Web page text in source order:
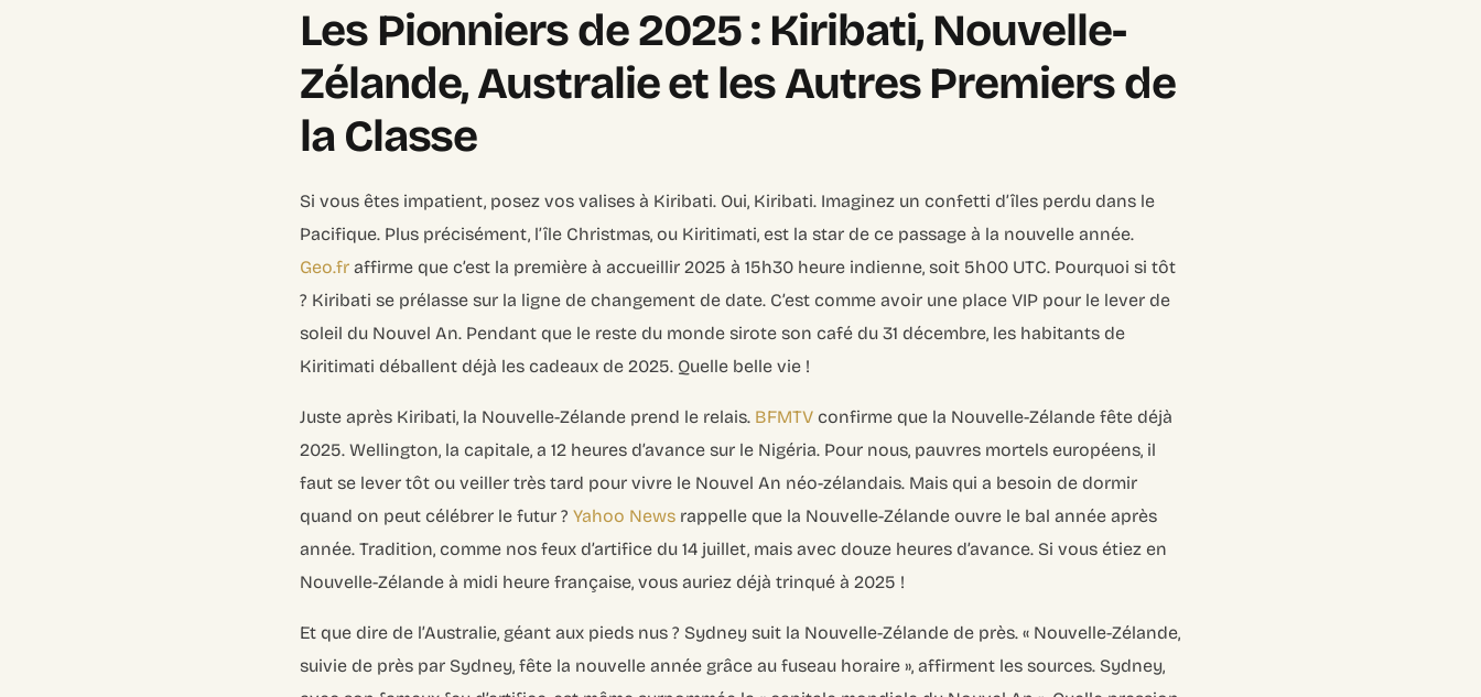
Les Pionniers de 2025 : Kiribati, Nouvelle-
Zélande, Australie et les Autres Premiers de
la Classe
Si vous êtes impatient, posez vos valises à Kiribati. Oui, Kiribati. Imaginez un confetti d’îles perdu dans le
Pacifique. Plus précisément, l’île Christmas, ou Kiritimati, est la star de ce passage à la nouvelle année.
Geo.fr affirme que c’est la première à accueillir 2025 à 15h30 heure indienne, soit 5h00 UTC. Pourquoi si tôt
? Kiribati se prélasse sur la ligne de changement de date. C’est comme avoir une place VIP pour le lever de
soleil du Nouvel An. Pendant que le reste du monde sirote son café du 31 décembre, les habitants de
Kiritimati déballent déjà les cadeaux de 2025. Quelle belle vie !
Juste après Kiribati, la Nouvelle-Zélande prend le relais. BFMTV confirme que la Nouvelle-Zélande fête déjà
2025. Wellington, la capitale, a 12 heures d’avance sur le Nigéria. Pour nous, pauvres mortels européens, il
faut se lever tôt ou veiller très tard pour vivre le Nouvel An néo-zélandais. Mais qui a besoin de dormir
quand on peut célébrer le futur ? Yahoo News rappelle que la Nouvelle-Zélande ouvre le bal année après
année. Tradition, comme nos feux d’artifice du 14 juillet, mais avec douze heures d’avance. Si vous étiez en
Nouvelle-Zélande à midi heure française, vous auriez déjà trinqué à 2025 !
Et que dire de l’Australie, géant aux pieds nus ? Sydney suit la Nouvelle-Zélande de près. « Nouvelle-Zélande,
suivie de près par Sydney, fête la nouvelle année grâce au fuseau horaire », affirment les sources. Sydney,